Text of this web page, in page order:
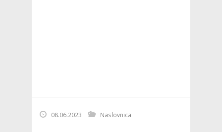
08.06.2023 Naslovnica